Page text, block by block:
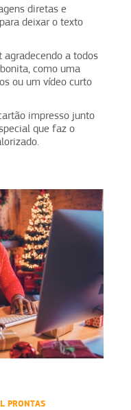
diretas e
deixar o texto
a todos
como uma
ou um vídeo curto
impresso junto
que faz o
PRONTAS